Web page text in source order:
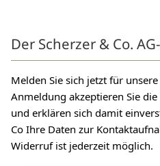
Der Scherzer & Co.
Melden Sie sich jetzt für
Anmeldung akzeptieren Sie
und erklären sich damit
Co Ihre Daten zur
Widerruf ist jederzeit möglich.